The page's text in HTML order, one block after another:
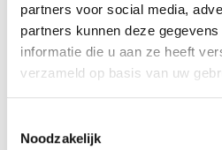
partners voor social media,
partners kunnen deze
informatie die u aan ze heeft
verzameld op basis van uw
Noodzakelijk
Premium stainless steel
Omschrijving